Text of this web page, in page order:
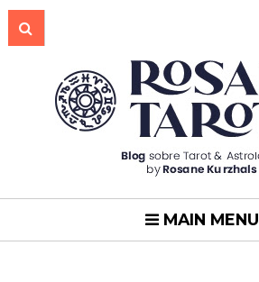
MAIN MENU